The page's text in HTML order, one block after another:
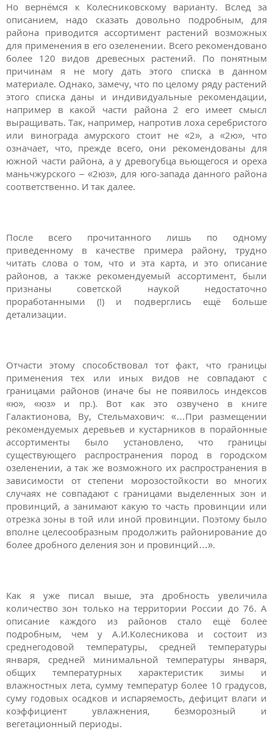
Но вернёмся к Колесниковскому варианту. Вслед за
описанием, надо сказать довольно подробным, для
района приводится ассортимент растений возможных
для применения в его озеленении. Всего рекомендовано
более 120 видов древесных растений. По понятным
причинам я не могу дать этого списка в данном
материале. Однако, замечу, что по целому ряду растений
этого списка даны и индивидуальные рекомендации,
например в какой части района 2 его имеет смысл
выращивать. Так, например, напротив лоха серебристого
или винограда амурского стоит не «2», а «2ю», что
означает, что, прежде всего, они рекомендованы для
южной части района, а у древогубца вьющегося и ореха
маньчжурского – «2юз», для юго-запада данного района
соответственно. И так далее.
После всего прочитанного лишь по одному
приведенному в качестве примера району, трудно
читать слова о том, что и эта карта, и это описание
районов, а также рекомендуемый ассортимент, были
признаны советской наукой недостаточно
проработанными (!) и подверглись ещё больше
детализации.
Отчасти этому способствовал тот факт, что границы
применения тех или иных видов не совпадают с
границами районов (иначе бы не появилось индексов
«ю», «юз» и пр.). Вот как это озвучено в книге
Галактионова, Ву, Стельмахович: «…При размещении
рекомендуемых деревьев и кустарников в порайонные
ассортименты было установлено, что границы
существующего распространения пород в городском
озеленении, а так же возможного их распространения в
зависимости от степени морозостойкости во многих
случаях не совпадают с границами выделенных зон и
провинций, а занимают какую то часть провинции или
отрезка зоны в той или иной провинции. Поэтому было
вполне целесообразным продолжить районирование до
более дробного деления зон и провинций…».
Как я уже писал выше, эта дробность увеличила
количество зон только на территории России до 76. А
описание каждого из районов стало ещё более
подробным, чем у А.И.Колесникова и состоит из
среднегодовой температуры, средней температуры
января, средней минимальной температуры января,
общих температурных характеристик зимы и
влажностных лета, сумму температур более 10 градусов,
суму годовых осадков и испаряемость, дефицит влаги и
коэффициент увлажнения, безморозный и
вегетационный периоды.